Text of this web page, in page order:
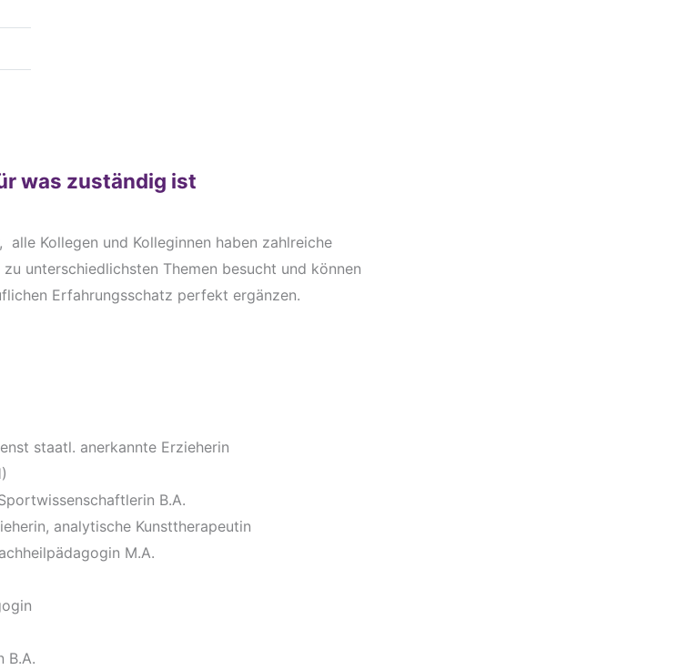
was zuständig ist
Kollegen und Kolleginnen haben zahlreiche
unterschiedlichsten Themen besucht und können
Erfahrungsschatz perfekt ergänzen.
staatl. anerkannte Erzieherin
B.A.
analytische Kunsttherapeutin
M.A.
B.A.